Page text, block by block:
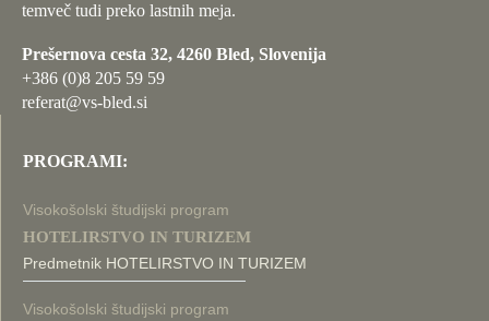
temveč tudi preko lastnih meja.
Prešernova cesta 32, 4260 Bled, Slovenija
+386 (0)8 205 59 59
referat@vs-bled.si
PROGRAMI:
Visokošolski študijski program
HOTELIRSTVO IN TURIZEM
Predmetnik HOTELIRSTVO IN TURIZEM
Visokošolski študijski program